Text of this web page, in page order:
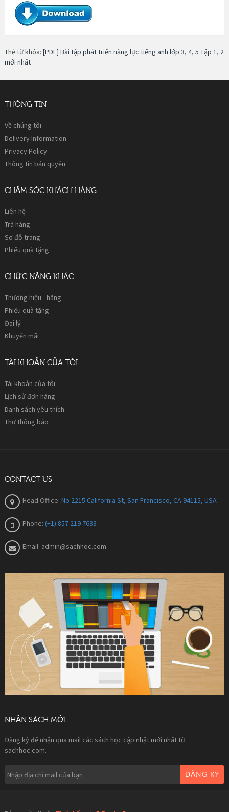
Thẻ từ khóa: [PDF] Bài tập phát triển năng lực tiếng anh lớp 3, 4, 5 Tập 1, 2
mới nhất
THÔNG TIN
Về chúng tôi
Delivery Information
Privacy Policy
Thông tin bản quyền
CHĂM SÓC KHÁCH HÀNG
Liên hệ
Trả hàng
Sơ đồ trang
Phiếu quà tặng
CHỨC NĂNG KHÁC
Thương hiệu - hãng
Phiếu quà tặng
Đại lý
Khuyến mãi
TÀI KHOẢN CỦA TÔI
Tài khoản của tôi
Lịch sử đơn hàng
Danh sách yêu thích
Thư thông báo
CONTACT US
Head Office: No 2215 California St, San Francisco, CA 94115, USA
Phone: (+1) 857 219 7633
Email: admin@sachhoc.com
NHẬN SÁCH MỚI
Đăng ký để nhận qua mail các sách học cập nhật mới nhất từ
sachhoc.com.
ĐĂNG KÝ